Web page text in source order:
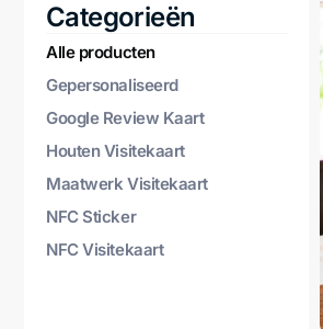
Categorieën
Gepersonaliseerd
Google Review Kaart
Houten Visitekaart
Maatwerk Visitekaart
NFC Sticker
NFC Visitekaart
Alle producten